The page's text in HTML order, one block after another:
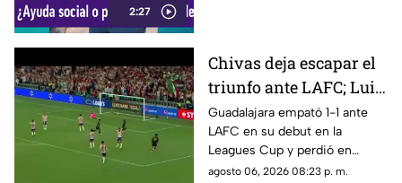
2:27
Chivas deja escapar el
triunfo ante LAFC; Luis
Romo es señalado por
su cobro en penales
Guadalajara empató 1-1 ante
LAFC en su debut en la
Leagues Cup y perdió en
penales; Luis Romo fue
agosto 06, 2026 08:23 p. m.